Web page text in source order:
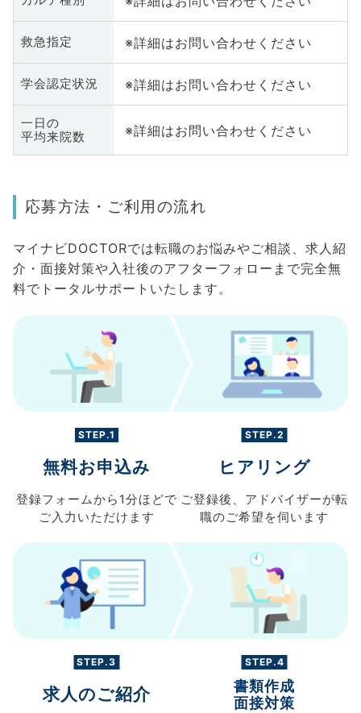
救急指定 ※詳細はお問い合わせください
学会認定状況 ※詳細はお問い合わせください
一日の
平均来院数
※詳細はお問い合わせください
応募方法・ご利用の流れ
マイナビDOCTORでは転職のお悩みやご相談、求人紹
介・面接対策や入社後のアフターフォローまで完全無
料でトータルサポートいたします。
STEP.1
無料お申込み
登録フォームから 1分ほどで
ご入力 いただけます
STEP.2
ヒアリング
ご登録後、 アドバイザーが転
職のご希望を伺います
STEP.3
求人のご紹介
STEP.4
書類作成
面接対策